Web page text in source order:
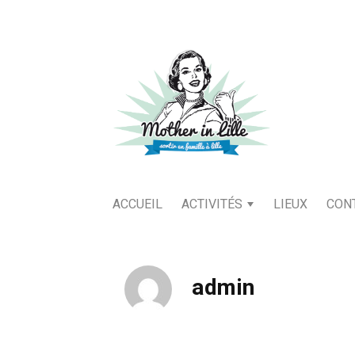
ACCUEIL ACTIVITÉS LIEUX
admin